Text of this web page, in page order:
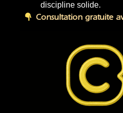
discipline solide.
Consultation gratuite